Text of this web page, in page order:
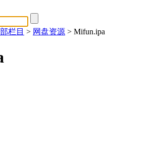
栏目 > 网盘资源 > Mifun.ipa